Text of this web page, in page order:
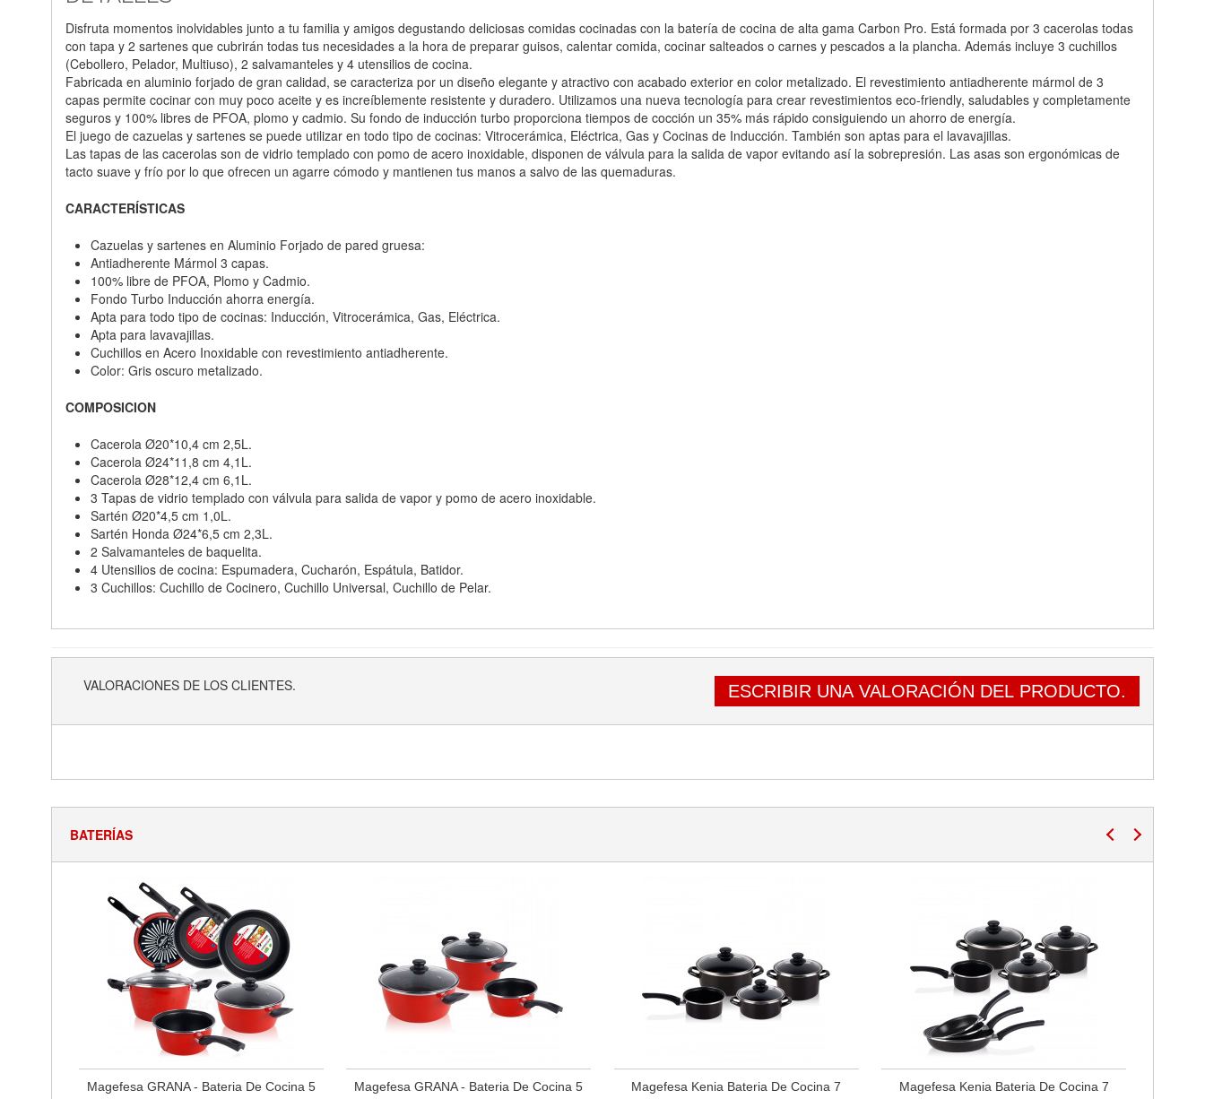
Disfruta momentos inolvidables junto a tu familia y amigos degustando deliciosas comidas cocinadas con la batería de cocina de alta gama Carbon Pro. Está formada por 3 cacerolas todas
con tapa y 2 sartenes que cubrirán todas tus necesidades a la hora de preparar guisos, calentar comida, cocinar salteados o carnes y pescados a la plancha. Además incluye 3 cuchillos
(Cebollero, Pelador, Multiuso), 2 salvamanteles y 4 utensilios de cocina.
Fabricada en aluminio forjado de gran calidad, se caracteriza por un diseño elegante y atractivo con acabado exterior en color metalizado. El revestimiento antiadherente mármol de 3
capas permite cocinar con muy poco aceite y es increíblemente resistente y duradero. Utilizamos una nueva tecnología para crear revestimientos eco-friendly, saludables y completamente
seguros y 100% libres de PFOA, plomo y cadmio. Su fondo de inducción turbo proporciona tiempos de cocción un 35% más rápido consiguiendo un ahorro de energía.
El juego de cazuelas y sartenes se puede utilizar en todo tipo de cocinas: Vitrocerámica, Eléctrica, Gas y Cocinas de Inducción. También son aptas para el lavavajillas.
Las tapas de las cacerolas son de vidrio templado con pomo de acero inoxidable, disponen de válvula para la salida de vapor evitando así la sobrepresión. Las asas son ergonómicas de
tacto suave y frío por lo que ofrecen un agarre cómodo y mantienen tus manos a salvo de las quemaduras.
CARACTERÍSTICAS
Cazuelas y sartenes en Aluminio Forjado de pared gruesa:
Antiadherente Mármol 3 capas.
100% libre de PFOA, Plomo y Cadmio.
Fondo Turbo Inducción ahorra energía.
Apta para todo tipo de cocinas: Inducción, Vitrocerámica, Gas, Eléctrica.
Apta para lavavajillas.
Cuchillos en Acero Inoxidable con revestimiento antiadherente.
Color: Gris oscuro metalizado.
COMPOSICION
Cacerola Ø20*10,4 cm 2,5L.
Cacerola Ø24*11,8 cm 4,1L.
Cacerola Ø28*12,4 cm 6,1L.
3 Tapas de vidrio templado con válvula para salida de vapor y pomo de acero inoxidable.
Sartén Ø20*4,5 cm 1,0L.
Sartén Honda Ø24*6,5 cm 2,3L.
2 Salvamanteles de baquelita.
4 Utensilios de cocina: Espumadera, Cucharón, Espátula, Batidor.
3 Cuchillos: Cuchillo de Cocinero, Cuchillo Universal, Cuchillo de Pelar.
VALORACIONES DE LOS CLIENTES. ESCRIBIR UNA VALORACIÓN DEL PRODUCTO.
BATERÍAS
Magefesa GRANA - Bateria De Cocina 5
Magefesa GRANA - Bateria De Cocina 5
Magefesa Kenia Bateria De Cocina 7
Magefesa Kenia Bateria De Cocina 7